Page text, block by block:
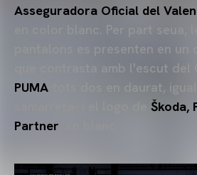
Asseguradora Oficial del
en color blanc. Per part seua,
pantalons es presenten en un
que contrasta amb l'escut del
PUMA -tots dos en daurat, igual
Škoda,
Partner